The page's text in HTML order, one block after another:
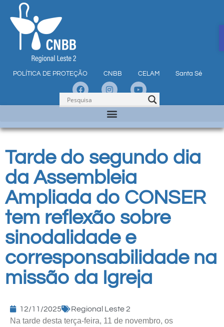
POLÍTICA DE PROTEÇÃO CNBB CELAM Santa Sé
Tarde do segundo dia
da Assembleia
Ampliada do CONSER
tem reflexão sobre
sinodalidade e
corresponsabilidade na
missão da Igreja
12/11/2025 Regional Leste 2
Na tarde desta terça-feira, 11 de novembro, os